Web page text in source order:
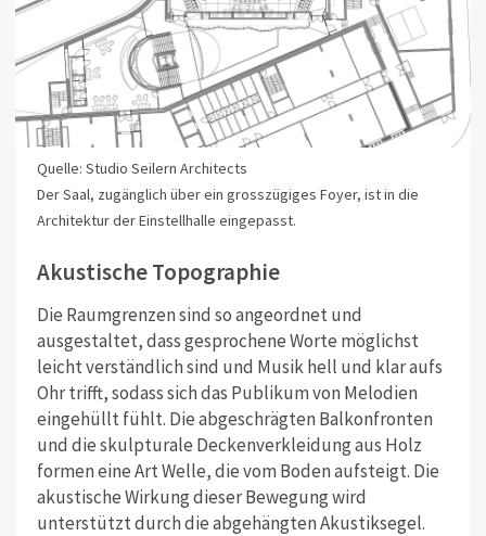
Quelle: Studio Seilern Architects
Der Saal, zugänglich über ein grosszügiges Foyer, ist in die
Architektur der Einstellhalle eingepasst.
Akustische Topographie
Die Raumgrenzen sind so angeordnet und
ausgestaltet, dass gesprochene Worte möglichst
leicht verständlich sind und Musik hell und klar aufs
Ohr trifft, sodass sich das Publikum von Melodien
eingehüllt fühlt. Die abgeschrägten Balkonfronten
und die skulpturale Deckenverkleidung aus Holz
formen eine Art Welle, die vom Boden aufsteigt. Die
akustische Wirkung dieser Bewegung wird
unterstützt durch die abgehängten Akustiksegel.